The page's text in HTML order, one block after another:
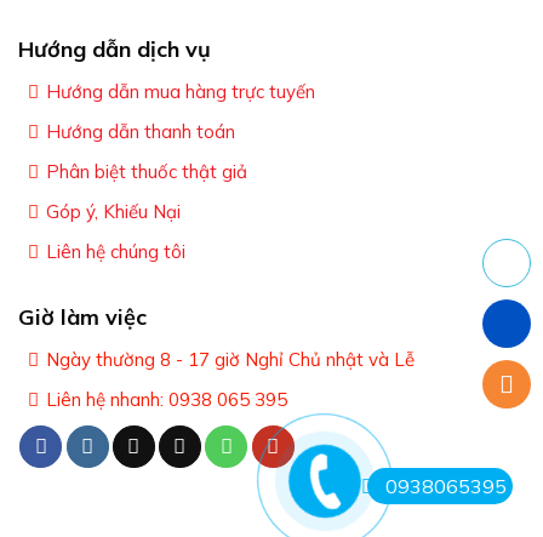
Hướng dẫn dịch vụ
Hướng dẫn mua hàng trực tuyến
Hướng dẫn thanh toán
Phân biệt thuốc thật giả
Góp ý, Khiếu Nại
Liên hệ chúng tôi
Giờ làm việc
Ngày thường 8 - 17 giờ Nghỉ Chủ nhật và Lễ
Liên hệ nhanh: 0938 065 395
0938065395